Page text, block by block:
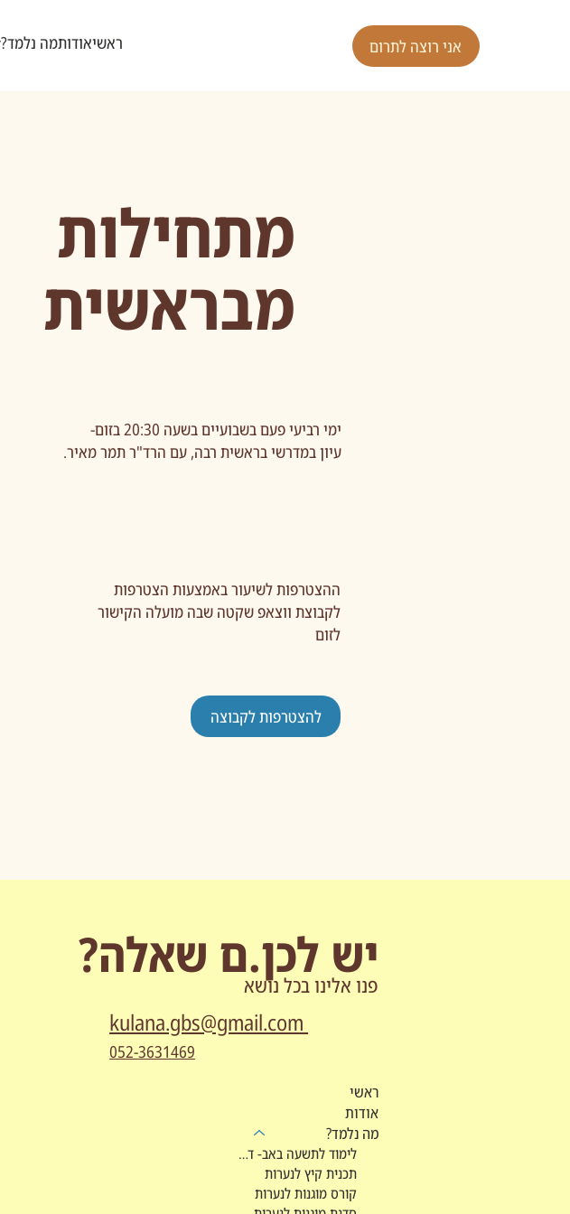
ראשיאודותמה נלמד? אני רוצה לתרום
ימי רביעי פעם בשבועיים בשעה 20:30 בזום-
עיון במדרשי בראשית רבה, עם הרד"ר תמר מאיר.
ההצטרפות לשיעור באמצעות הצטרפות
לקבוצת ווצאפ שקטה שבה מועלה הקישור
לזום ​
להצטרפות לקבוצה
מתחילות
מבראשית
יש לכן.ם שאלה?
פנו אלינו בכל נושא
kulana.gbs@gmail.com
052-3631469
ראשי
אודות
מה נלמד?
לימוד לתשעה באב- דפי מקורות
תכנית קיץ לנערות
קורס מוגנות לנערות